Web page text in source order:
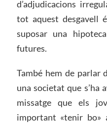
d’adjudicacions
tot aquest desgavell
suposar una
futures.
També hem de parlar
una societat que s’ha
missatge que els
important «tenir bo»